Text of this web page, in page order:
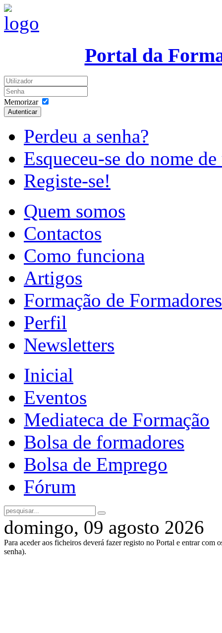
Portal da
Memorizar
Autenticar
Perdeu a senha?
Esqueceu-se do nome
Registe-se!
Quem somos
Contactos
Como funciona
Artigos
Formação de Formadores
Perfil
Newsletters
Inicial
Eventos
Mediateca de Formação
Bolsa de formadores
Bolsa de Emprego
Fórum
domingo, 09 agosto 2026
Para aceder aos ficheiros deverá fazer registo no Portal e entrar com
senha).